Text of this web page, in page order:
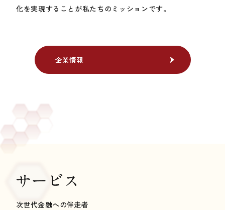
化を実現することが私たちのミッションです。
企業情報
企業情報
次世代金融への伴走者